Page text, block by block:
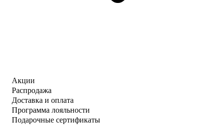
Акции
Распродажа
Доставка и оплата
Программа лояльности
Подарочные сертификаты